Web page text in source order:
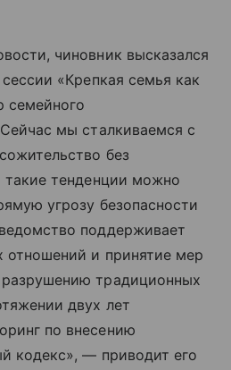
чиновник высказался
«Крепкая семья как
семейного
мы сталкиваемся с
без
такие тенденции можно
угрозу безопасности
поддерживает
отношений и принятие мер
традиционных
двух лет
по внесению
кодекс», — приводит его